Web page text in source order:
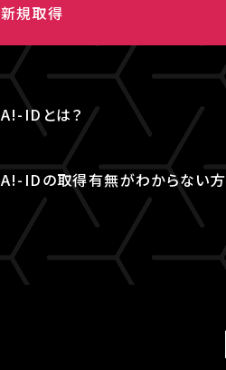
新規取得
A!-IDとは？
A!-IDの取得有無がわからない方